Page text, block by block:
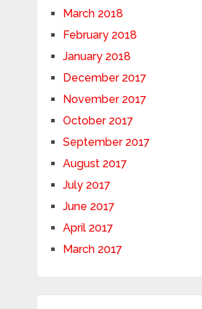
March 2018
February 2018
January 2018
December 2017
November 2017
October 2017
September 2017
August 2017
July 2017
June 2017
April 2017
March 2017